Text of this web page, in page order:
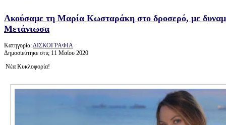
Ακούσαμε τη Μαρία Κωσταράκη στο δροσερό, με
Μετάνιωσα
Κατηγορία:ΔΙΣΚΟΓΡΑΦΙΑ
Δημοσιεύτηκε στις 11 Μαΐου 2020
Νέα Κυκλοφορία!